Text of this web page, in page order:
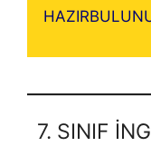
7. SINIF